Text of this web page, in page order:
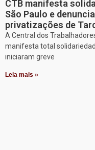
CTB manifesta
São Paulo e
privatizações de
A Central dos
manifesta total
iniciaram greve
Leia mais »